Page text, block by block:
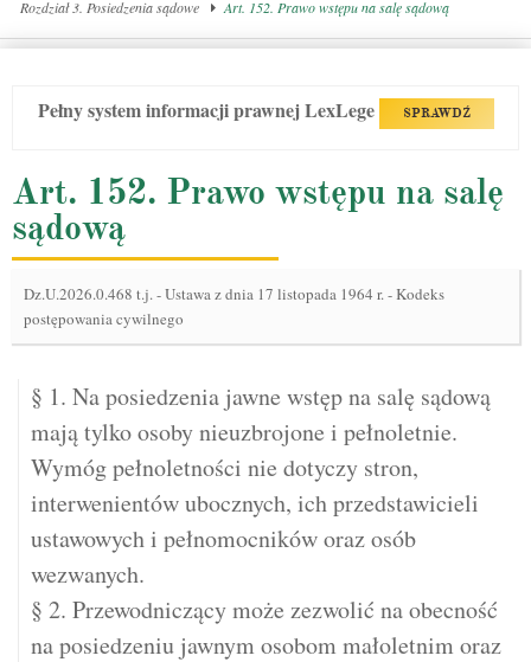
Rozdział 3. Posiedzenia sądowe
Art. 152. Prawo wstępu na salę sądową
Pełny system informacji prawnej LexLege SPRAWDŹ
Art. 152. Prawo wstępu na salę
sądową
Dz.U.2026.0.468 t.j.-Ustawa z dnia 17 listopada 1964 r. - Kodeks
postępowania cywilnego
§ 1. Na posiedzenia jawne wstęp na salę sądową
mają tylko osoby nieuzbrojone i pełnoletnie.
Wymóg pełnoletności nie dotyczy stron,
interwenientów ubocznych, ich przedstawicieli
ustawowych i pełnomocników oraz osób
wezwanych.
§ 2. Przewodniczący może zezwolić na obecność
na posiedzeniu jawnym osobom małoletnim oraz